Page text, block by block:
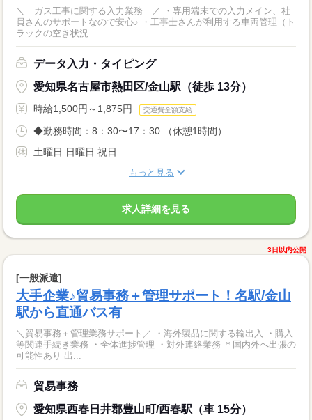
＼ ガス工事に関する入力業務 ／ ・専用端末での入力メイン、社
員さんのサポートなので安心♪ ・工事士さんが利用する車両管理（ト
ラックの空き状況...
データ入力・タイピング
愛知県名古屋市熱田区/金山駅（徒歩 13分）
時給1,500円～1,875円 交通費全額支給
◆勤務時間：8：30〜17：30 （休憩1時間） ...
土曜日 日曜日 祝日
もっと見る
求人詳細を見る
3日以内公開
[一般派遣]
大手企業♪貿易事務＋管理サポート！名駅/金山
駅から直通バス有
＼貿易事務＋管理業務サポート／ ・海外製品に関する輸出入 ・購入
等関連手続き業務 ・全体進捗管理 ・対外連絡業務 ＊国内外へ出張の
可能性あり 出...
貿易事務
愛知県西春日井郡豊山町/西春駅（車 15分）